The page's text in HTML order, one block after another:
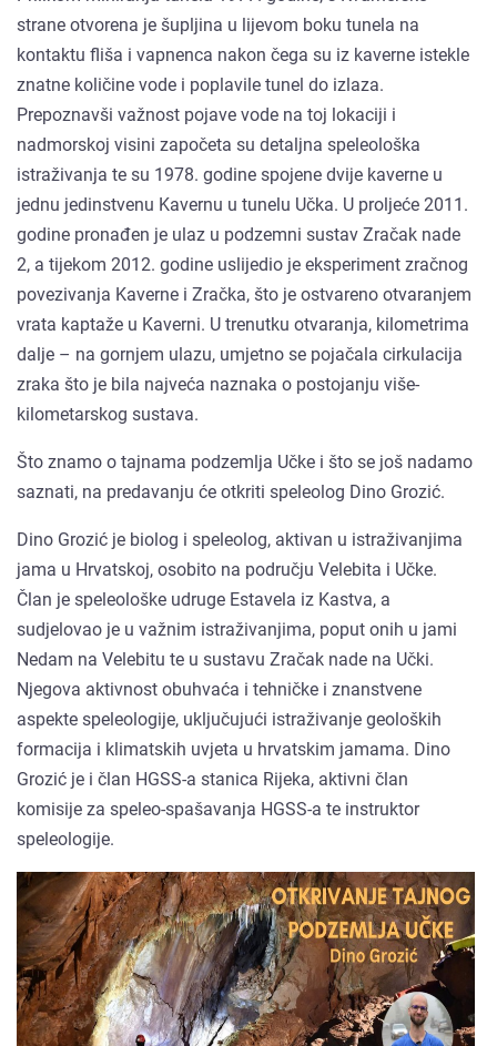
strane otvorena je šupljina u lijevom boku tunela na
kontaktu fliša i vapnenca nakon čega su iz kaverne istekle
znatne količine vode i poplavile tunel do izlaza.
Prepoznavši važnost pojave vode na toj lokaciji i
nadmorskoj visini započeta su detaljna speleološka
istraživanja te su 1978. godine spojene dvije kaverne u
jednu jedinstvenu Kavernu u tunelu Učka. U proljeće 2011.
godine pronađen je ulaz u podzemni sustav Zračak nade
2, a tijekom 2012. godine uslijedio je eksperiment zračnog
povezivanja Kaverne i Zračka, što je ostvareno otvaranjem
vrata kaptaže u Kaverni. U trenutku otvaranja, kilometrima
dalje – na gornjem ulazu, umjetno se pojačala cirkulacija
zraka što je bila najveća naznaka o postojanju više-
kilometarskog sustava.
Što znamo o tajnama podzemlja Učke i što se još nadamo
saznati, na predavanju će otkriti speleolog Dino Grozić.
Dino Grozić je biolog i speleolog, aktivan u istraživanjima
jama u Hrvatskoj, osobito na području Velebita i Učke.
Član je speleološke udruge Estavela iz Kastva, a
sudjelovao je u važnim istraživanjima, poput onih u jami
Nedam na Velebitu te u sustavu Zračak nade na Učki.
Njegova aktivnost obuhvaća i tehničke i znanstvene
aspekte speleologije, uključujući istraživanje geoloških
formacija i klimatskih uvjeta u hrvatskim jamama. Dino
Grozić je i član HGSS-a stanica Rijeka, aktivni član
komisije za speleo-spašavanja HGSS-a te instruktor
speleologije.